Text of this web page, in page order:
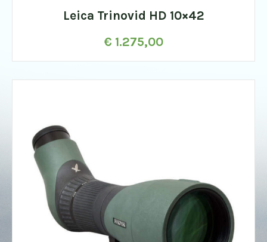
Leica Trinovid HD 10×42
€ 1.275,00